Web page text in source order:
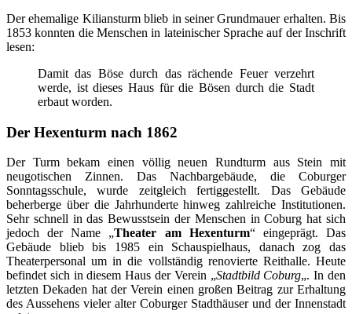
Der ehemalige Kiliansturm blieb in seiner Grundmauer erhalten. Bis
1853 konnten die Menschen in lateinischer Sprache auf der Inschrift
lesen:
Damit das Böse durch das rächende Feuer verzehrt
werde, ist dieses Haus für die Bösen durch die Stadt
erbaut worden.
Der Hexenturm nach 1862
Der Turm bekam einen völlig neuen Rundturm aus Stein mit
neugotischen Zinnen. Das Nachbargebäude, die Coburger
Sonntagsschule, wurde zeitgleich fertiggestellt. Das Gebäude
beherberge über die Jahrhunderte hinweg zahlreiche Institutionen.
Sehr schnell in das Bewusstsein der Menschen in Coburg hat sich
jedoch der Name „Theater am Hexenturm“ eingeprägt. Das
Gebäude blieb bis 1985 ein Schauspielhaus, danach zog das
Theaterpersonal um in die vollständig renovierte Reithalle. Heute
befindet sich in diesem Haus der Verein „Stadtbild Coburg„. In den
letzten Dekaden hat der Verein einen großen Beitrag zur Erhaltung
des Aussehens vieler alter Coburger Stadthäuser und der Innenstadt